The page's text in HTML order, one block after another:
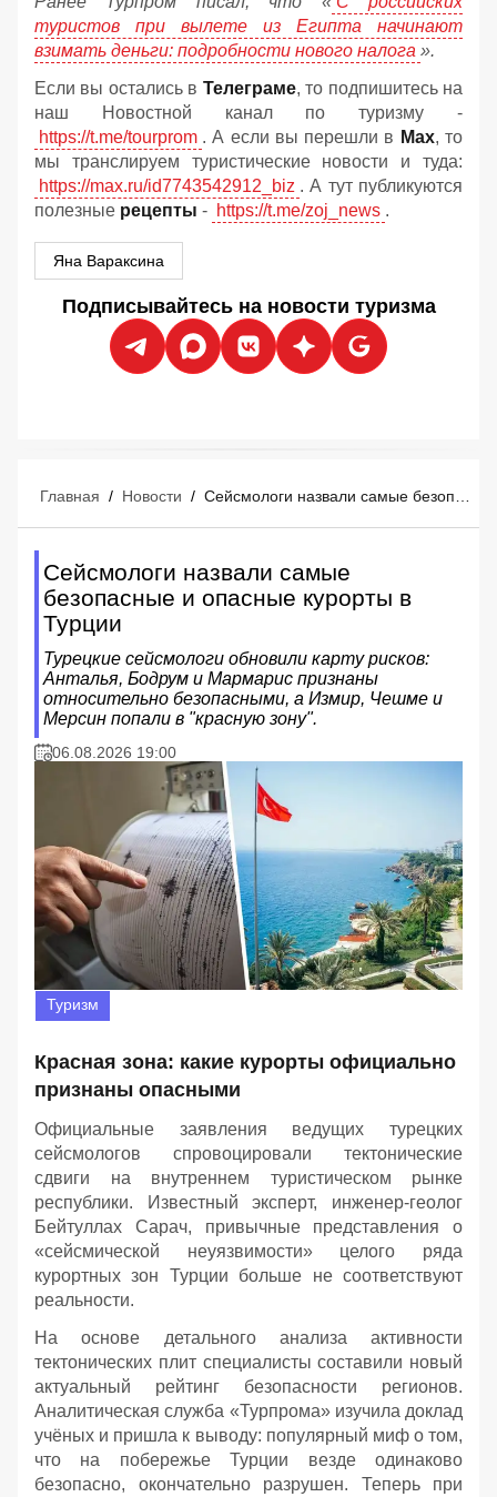
туристов при вылете из Египта начинают
взимать деньги: подробности нового налога ».
Если вы остались в Телеграме, то подпишитесь на
наш Новостной канал по туризму -
https://t.me/tourprom . А если вы перешли в Мах, то
мы транслируем туристические новости и туда:
https://max.ru/id7743542912_biz . А тут публикуются
полезные рецепты - https://t.me/zoj_news .
Яна Вараксина
Подписывайтесь на новости туризма
Главная / Новости /
Сейсмологи назвали самые
безопасные и опасные курорты в
Турции
Турецкие сейсмологи обновили карту рисков:
Анталья, Бодрум и Мармарис признаны
относительно безопасными, а Измир, Чешме и
Мерсин попали в "красную зону".
06.08.2026 19:00
Туризм
Красная зона: какие курорты официально
признаны опасными
Официальные заявления ведущих турецких
сейсмологов спровоцировали тектонические
сдвиги на внутреннем туристическом рынке
республики. Известный эксперт, инженер-геолог
Бейтуллах Сарач, привычные представления о
«сейсмической неуязвимости» целого ряда
курортных зон Турции больше не соответствуют
реальности.
На основе детального анализа активности
тектонических плит специалисты составили новый
актуальный рейтинг безопасности регионов.
Аналитическая служба «Турпрома» изучила доклад
учёных и пришла к выводу: популярный миф о том,
что на побережье Турции везде одинаково
безопасно, окончательно разрушен. Теперь при